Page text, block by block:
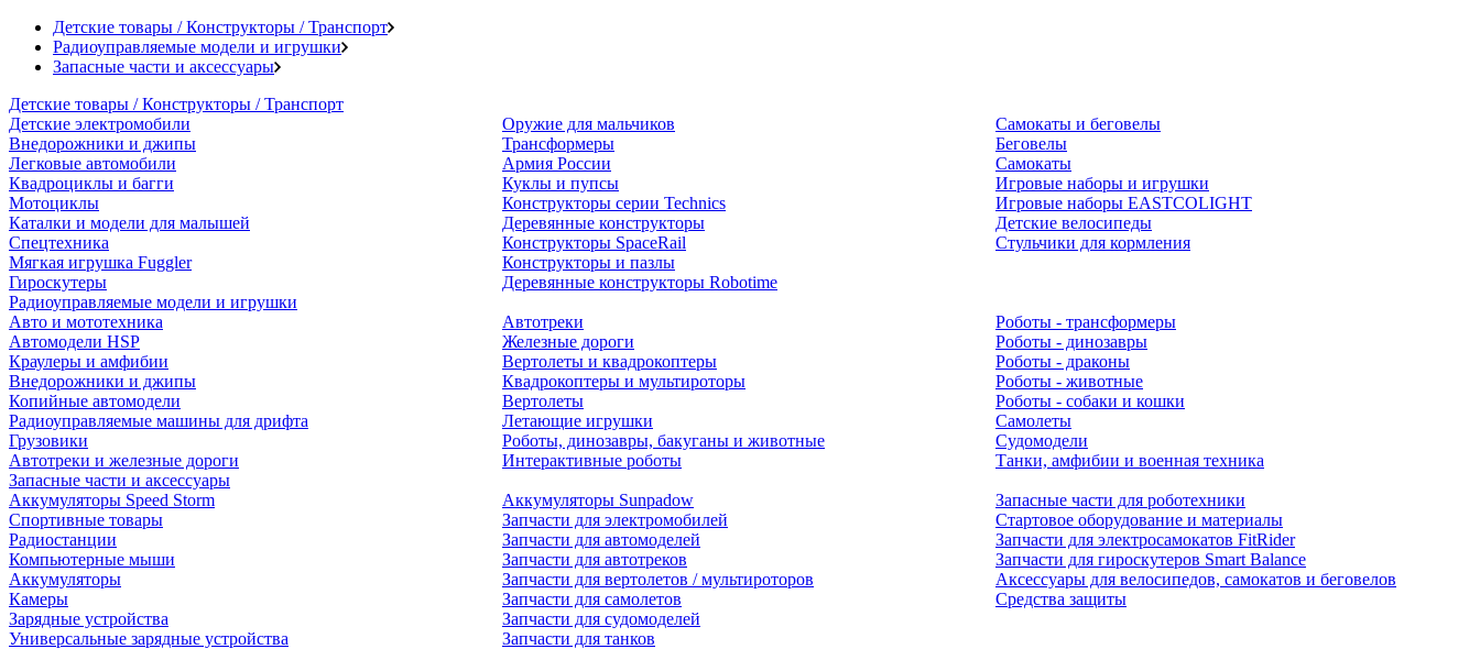
Детские товары / Конструкторы / Транспорт
Радиоуправляемые модели и игрушки
Запасные части и аксессуары
Детские товары / Конструкторы / Транспорт
Детские электромобили
Внедорожники и джипы
Легковые автомобили
Квадроциклы и багги
Мотоциклы
Каталки и модели для малышей
Спецтехника
Мягкая игрушка Fuggler
Гироскутеры
Оружие для мальчиков
Трансформеры
Армия России
Куклы и пупсы
Конструкторы серии Technics
Деревянные конструкторы
Конструкторы SpaceRail
Конструкторы и пазлы
Деревянные конструкторы Robotime
Самокаты и беговелы
Беговелы
Самокаты
Игровые наборы и игрушки
Игровые наборы EASTCOLIGHT
Детские велосипеды
Стульчики для кормления
Радиоуправляемые модели и игрушки
Авто и мототехника
Автомодели HSP
Краулеры и амфибии
Внедорожники и джипы
Копийные автомодели
Радиоуправляемые машины для дрифта
Грузовики
Автотреки и железные дороги
Автотреки
Железные дороги
Вертолеты и квадрокоптеры
Квадрокоптеры и мультироторы
Вертолеты
Летающие игрушки
Роботы, динозавры, бакуганы и животные
Интерактивные роботы
Роботы - трансформеры
Роботы - динозавры
Роботы - драконы
Роботы - животные
Роботы - собаки и кошки
Самолеты
Судомодели
Танки, амфибии и военная техника
Запасные части и аксессуары
Аккумуляторы Speed Storm
Спортивные товары
Радиостанции
Компьютерные мыши
Аккумуляторы
Камеры
Зарядные устройства
Универсальные зарядные устройства
Аккумуляторы Sunpadow
Запчасти для электромобилей
Запчасти для автомоделей
Запчасти для автотреков
Запчасти для вертолетов / мультироторов
Запчасти для самолетов
Запчасти для судомоделей
Запчасти для танков
Запасные части для роботехники
Стартовое оборудование и материалы
Запчасти для электросамокатов FitRider
Запчасти для гироскутеров Smart Balance
Аксессуары для велосипедов, самокатов и беговелов
Средства защиты